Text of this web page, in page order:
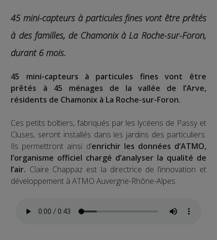
45 mini-capteurs à particules fines vont être prêtés
à des familles, de Chamonix à La Roche-sur-Foron,
durant 6 mois.
45 mini-capteurs à particules fines vont être
prêtés à 45 ménages de la vallée de l’Arve,
résidents de Chamonix à La Roche-sur-Foron.
Ces petits boîtiers, fabriqués par les lycéens de Passy et
Cluses, seront installés dans les jardins des particuliers.
Ils permettront ainsi d’enrichir les données d’ATMO,
l’organisme officiel chargé d’analyser la qualité de
l’air. Claire Chappaz est la directrice de l’innovation et
développement à ATMO Auvergne-Rhône-Alpes.